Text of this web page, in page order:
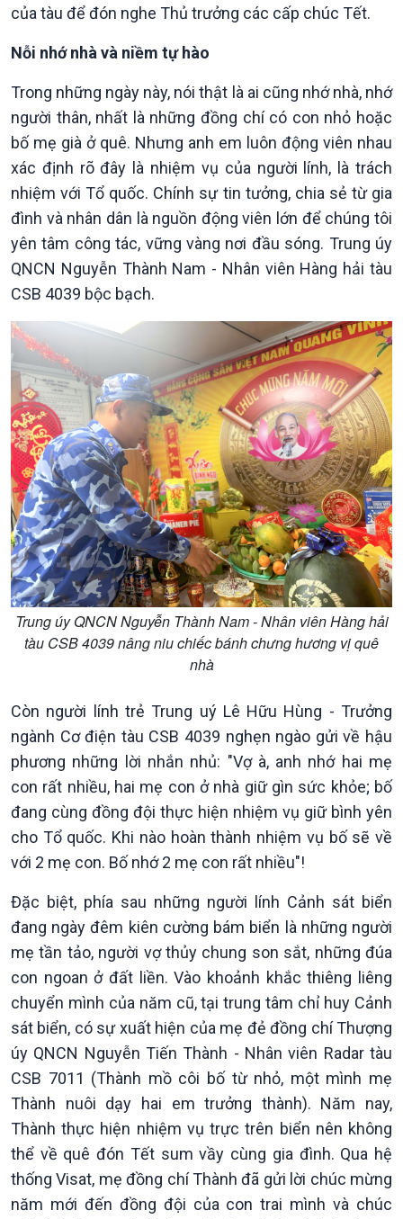
Xã hội
Tin Đời sống & Xã hội
360 độ Sức khỏe
Chuyển đổi Xanh
Tài nguyên và Môi trường
Chuyên gia của bạn
Xã hội chuyển động
Bước chân đến trường
Khoa học & Công nghệ
Tin Khoa học & Công nghệ
Kết nối công nghệ
Sống chung với biến đổi
khí hậu
Văn hoá & Du lịch
Tin Văn hoá & Du lịch
Chát với người nổi tiếng
Câu chuyện Thể thao
Multimedia
Ảnh
Video
Infographic
E-Magazine
của tàu để đón nghe Thủ trưởng các cấp chúc Tết.
Nỗi nhớ nhà và niềm tự hào
Trong những ngày này, nói thật là ai cũng nhớ nhà, nhớ
người thân, nhất là những đồng chí có con nhỏ hoặc
bố mẹ già ở quê. Nhưng anh em luôn động viên nhau
xác định rõ đây là nhiệm vụ của người lính, là trách
nhiệm với Tổ quốc. Chính sự tin tưởng, chia sẻ từ gia
đình và nhân dân là nguồn động viên lớn để chúng tôi
yên tâm công tác, vững vàng nơi đầu sóng. Trung úy
QNCN Nguyễn Thành Nam - Nhân viên Hàng hải tàu
CSB 4039 bộc bạch.
Trung úy QNCN Nguyễn Thành Nam - Nhân viên Hàng hải
tàu CSB 4039 nâng niu chiếc bánh chưng hương vị quê
nhà
Còn người lính trẻ Trung uý Lê Hữu Hùng - Trưởng
ngành Cơ điện tàu CSB 4039 nghẹn ngào gửi về hậu
phương những lời nhắn nhủ: "Vợ à, anh nhớ hai mẹ
con rất nhiều, hai mẹ con ở nhà giữ gìn sức khỏe; bố
đang cùng đồng đội thực hiện nhiệm vụ giữ bình yên
cho Tổ quốc. Khi nào hoàn thành nhiệm vụ bố sẽ về
với 2 mẹ con. Bố nhớ 2 mẹ con rất nhiều"!
Đặc biệt, phía sau những người lính Cảnh sát biển
đang ngày đêm kiên cường bám biển là những người
mẹ tần tảo, người vợ thủy chung son sắt, những đúa
con ngoan ở đất liền. Vào khoảnh khắc thiêng liêng
chuyển mình của năm cũ, tại trung tâm chỉ huy Cảnh
sát biển, có sự xuất hiện của mẹ đẻ đồng chí Thượng
úy QNCN Nguyễn Tiến Thành - Nhân viên Radar tàu
CSB 7011 (Thành mồ côi bố từ nhỏ, một mình mẹ
Thành nuôi dạy hai em trưởng thành). Năm nay,
Thành thực hiện nhiệm vụ trực trên biển nên không
thể về quê đón Tết sum vầy cùng gia đình. Qua hệ
thống Visat, mẹ đồng chí Thành đã gửi lời chúc mừng
năm mới đến đồng đội của con trai mình và chúc